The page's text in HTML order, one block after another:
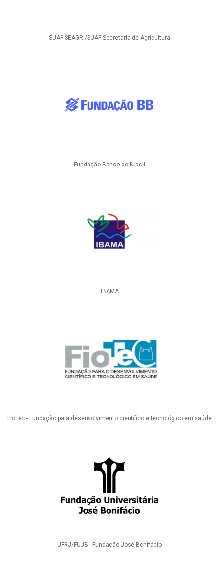
SUAF-SEAGRI/SUAF-Secretaria de Agricultura
Fundação Banco do Brasil
IBAMA
FioTec - Fundação para desenvolvimento científico e tecnológico em saúde
UFRJ/FUJB - Fundação José Bonifácio